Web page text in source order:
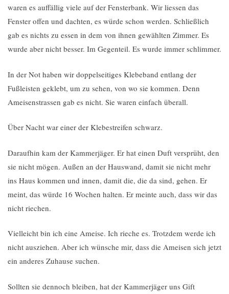
waren es auffällig viele auf der Fensterbank. Wir liessen das
Fenster offen und dachten, es würde schon werden. Schließlich
gab es nichts zu essen in dem von ihnen gewählten Zimmer. Es
wurde aber nicht besser. Im Gegenteil. Es wurde immer schlimmer.
In der Not haben wir doppelseitiges Klebeband entlang der
Fußleisten geklebt, um zu sehen, von wo sie kommen. Denn
Ameisenstrassen gab es nicht. Sie waren einfach überall.
Über Nacht war einer der Klebestreifen schwarz.
Daraufhin kam der Kammerjäger. Er hat einen Duft versprüht, den
sie nicht mögen. Außen an der Hauswand, damit sie nicht mehr
ins Haus kommen und innen, damit die, die da sind, gehen. Er
meint, das würde 16 Wochen halten. Er meinte auch, dass wir das
nicht riechen.
Vielleicht bin ich eine Ameise. Ich rieche es. Trotzdem werde ich
nicht ausziehen. Aber ich wünsche mir, dass die Ameisen sich jetzt
ein anderes Zuhause suchen.
Sollten sie dennoch bleiben, hat der Kammerjäger uns Gift